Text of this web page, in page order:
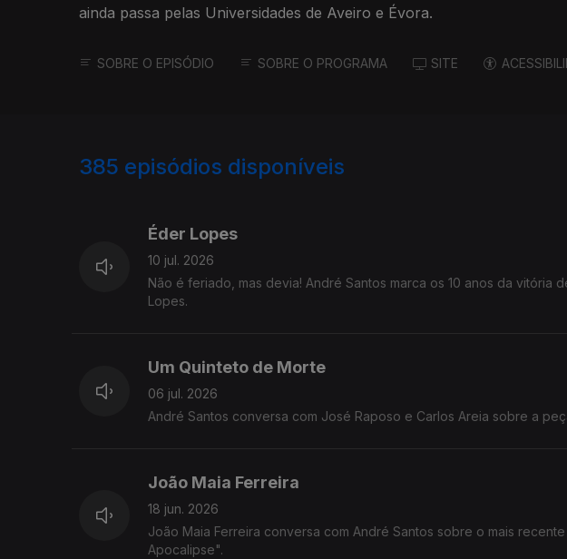
ainda passa pelas Universidades de Aveiro e Évora.
SOBRE O EPISÓDIO SOBRE O PROGRAMA SITE
385 episódios disponíveis
Éder Lopes
10 jul. 2026
Não é feriado, mas devia! André Santos marca os 10 anos da vitória
Lopes.
Um Quinteto de Morte
06 jul. 2026
André Santos conversa com José Raposo e Carlos Areia sobre a
João Maia Ferreira
18 jun. 2026
João Maia Ferreira conversa com André Santos sobre o mais
Apocalipse".